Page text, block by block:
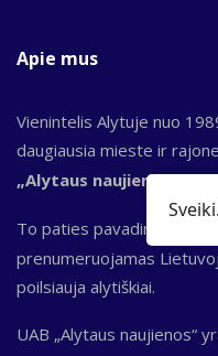
Apie mus
Vienintelis Alytuje nuo
daugiausia mieste ir
„Alytaus naujienos“.
To paties pavadinimo
prenumeruojamas
poilsiauja alytiškiai.
UAB „Alytaus naujienos“